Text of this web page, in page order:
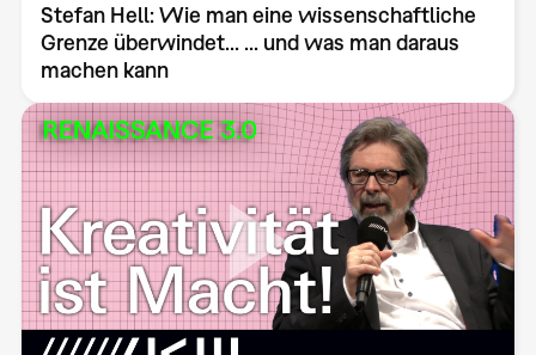
Stefan Hell: Wie man eine wissenschaftliche
Grenze überwindet... ... und was man daraus
machen kann